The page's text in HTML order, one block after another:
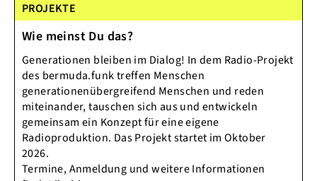
PROJEKTE
Wie meinst Du das?
Generationen bleiben im Dialog! In dem Radio-Projekt
des bermuda.funk treffen Menschen
generationenübergreifend Menschen und reden
miteinander, tauschen sich aus und entwickeln
gemeinsam ein Konzept für eine eigene
Radioproduktion. Das Projekt startet im Oktober
2026.
Termine, Anmeldung und weitere Informationen